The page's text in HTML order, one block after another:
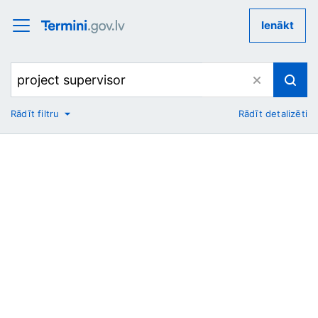
Ienākt
No
Rādīt filtru Rādīt detalizēti